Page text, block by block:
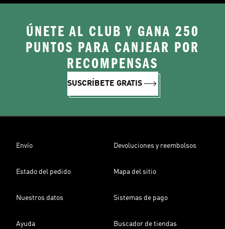
ÚNETE AL CLUB Y GANA 250
PUNTOS PARA CANJEAR POR
RECOMPENSAS
SUSCRÍBETE GRATIS
Envío Devoluciones y reembolsos
Estado del pedido Mapa del sitio
Nuestros datos Sistemas de pago
Ayuda Buscador de tiendas